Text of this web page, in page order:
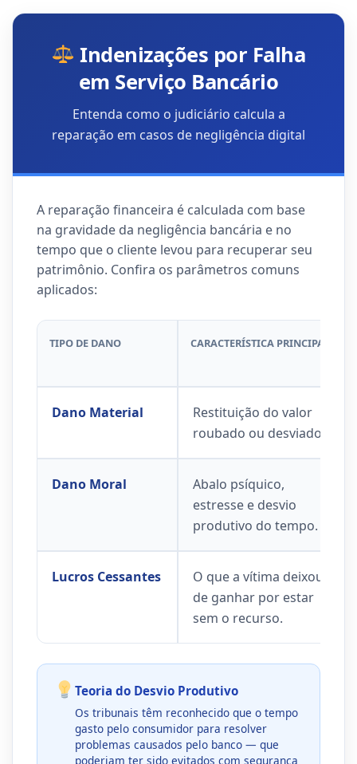
Indenizações por Falha
em Serviço Bancário
Entenda como o judiciário calcula a
reparação em casos de negligência digital
A reparação financeira é calculada com base
na gravidade da negligência bancária e no
tempo que o cliente levou para recuperar seu
patrimônio. Confira os parâmetros comuns
aplicados:
TIPO DE DANO CARACTERÍSTICA PRINCIPAL
Dano Material
Restituição do valor
roubado ou desviado.
Dano Moral
Abalo psíquico,
estresse e desvio
produtivo do tempo.
Lucros Cessantes
O que a vítima deixou
de ganhar por estar
sem o recurso.
Teoria do Desvio Produtivo
Os tribunais têm reconhecido que o tempo
gasto pelo consumidor para resolver
problemas causados pelo banco — que
poderiam ter sido evitados com segurança